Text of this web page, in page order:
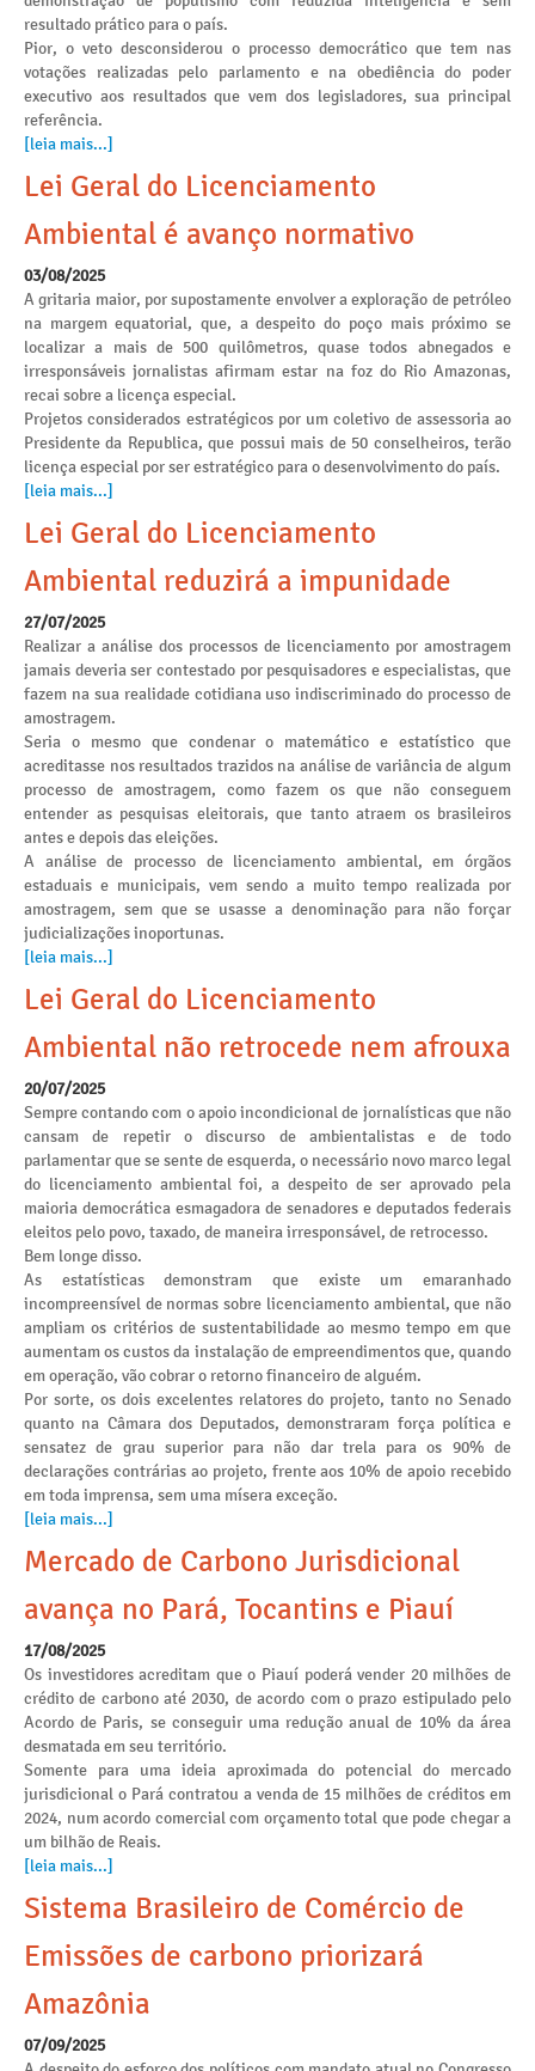
resultado prático para o país.
Pior, o veto desconsiderou o processo democrático que tem nas
votações realizadas pelo parlamento e na obediência do poder
executivo aos resultados que vem dos legisladores, sua principal
referência.
[leia mais...]
Lei Geral do Licenciamento
Ambiental é avanço normativo
03/08/2025
A gritaria maior, por supostamente envolver a exploração de petróleo
na margem equatorial, que, a despeito do poço mais próximo se
localizar a mais de 500 quilômetros, quase todos abnegados e
irresponsáveis jornalistas afirmam estar na foz do Rio Amazonas,
recai sobre a licença especial.
Projetos considerados estratégicos por um coletivo de assessoria ao
Presidente da Republica, que possui mais de 50 conselheiros, terão
licença especial por ser estratégico para o desenvolvimento do país.
[leia mais...]
Lei Geral do Licenciamento
Ambiental reduzirá a impunidade
27/07/2025
Realizar a análise dos processos de licenciamento por amostragem
jamais deveria ser contestado por pesquisadores e especialistas, que
fazem na sua realidade cotidiana uso indiscriminado do processo de
amostragem.
Seria o mesmo que condenar o matemático e estatístico que
acreditasse nos resultados trazidos na análise de variância de algum
processo de amostragem, como fazem os que não conseguem
entender as pesquisas eleitorais, que tanto atraem os brasileiros
antes e depois das eleições.
A análise de processo de licenciamento ambiental, em órgãos
estaduais e municipais, vem sendo a muito tempo realizada por
amostragem, sem que se usasse a denominação para não forçar
judicializações inoportunas.
[leia mais...]
Lei Geral do Licenciamento
Ambiental não retrocede nem afrouxa
20/07/2025
Sempre contando com o apoio incondicional de jornalísticas que não
cansam de repetir o discurso de ambientalistas e de todo
parlamentar que se sente de esquerda, o necessário novo marco legal
do licenciamento ambiental foi, a despeito de ser aprovado pela
maioria democrática esmagadora de senadores e deputados federais
eleitos pelo povo, taxado, de maneira irresponsável, de retrocesso.
Bem longe disso.
As estatísticas demonstram que existe um emaranhado
incompreensível de normas sobre licenciamento ambiental, que não
ampliam os critérios de sustentabilidade ao mesmo tempo em que
aumentam os custos da instalação de empreendimentos que, quando
em operação, vão cobrar o retorno financeiro de alguém.
Por sorte, os dois excelentes relatores do projeto, tanto no Senado
quanto na Câmara dos Deputados, demonstraram força política e
sensatez de grau superior para não dar trela para os 90% de
declarações contrárias ao projeto, frente aos 10% de apoio recebido
em toda imprensa, sem uma mísera exceção.
[leia mais...]
Mercado de Carbono Jurisdicional
avança no Pará, Tocantins e Piauí
17/08/2025
Os investidores acreditam que o Piauí poderá vender 20 milhões de
crédito de carbono até 2030, de acordo com o prazo estipulado pelo
Acordo de Paris, se conseguir uma redução anual de 10% da área
desmatada em seu território.
Somente para uma ideia aproximada do potencial do mercado
jurisdicional o Pará contratou a venda de 15 milhões de créditos em
2024, num acordo comercial com orçamento total que pode chegar a
um bilhão de Reais.
[leia mais...]
Sistema Brasileiro de Comércio de
Emissões de carbono priorizará
Amazônia
07/09/2025